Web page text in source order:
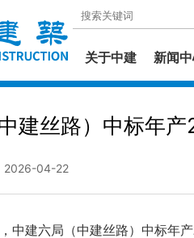
关于中建 新闻
建丝路）中标年
2026-04-22
建六局（中建丝路）中标年产